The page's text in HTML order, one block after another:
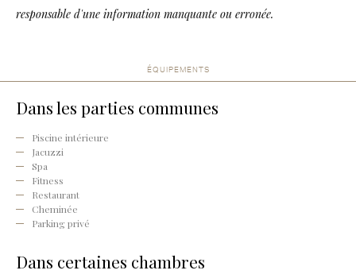
responsable d'une information manquante ou erronée.
ÉQUIPEMENTS
Dans les parties communes
Piscine intérieure
Jacuzzi
Spa
Fitness
Restaurant
Cheminée
Parking privé
Dans certaines chambres